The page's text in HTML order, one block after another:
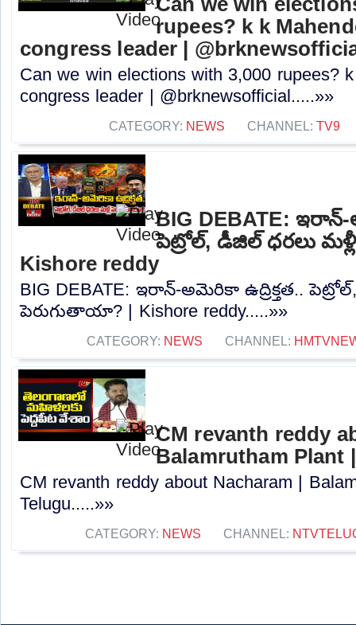
rupees? k k
congress leader |
Can we win elections with 3,000 rupees?
congress leader | @brknewsofficial.....»»
CATEGORY: NEWS CHANNEL: TV9
BIG DEBATE: ఇరాన్-
పెట్రోల్, డీజిల్ ధరలు
Kishore reddy
BIG DEBATE: ఇరాన్-అమెరికా ఉద్రిక్తత..
పెరుగుతాయా? | Kishore reddy.....»»
CATEGORY: NEWS CHANNEL:
CM revanth reddy
Balamrutham Plant
CM revanth reddy about Nacharam |
Telugu.....»»
CATEGORY: NEWS CHANNEL: